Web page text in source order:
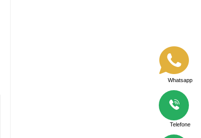
Whatsapp
Telefone